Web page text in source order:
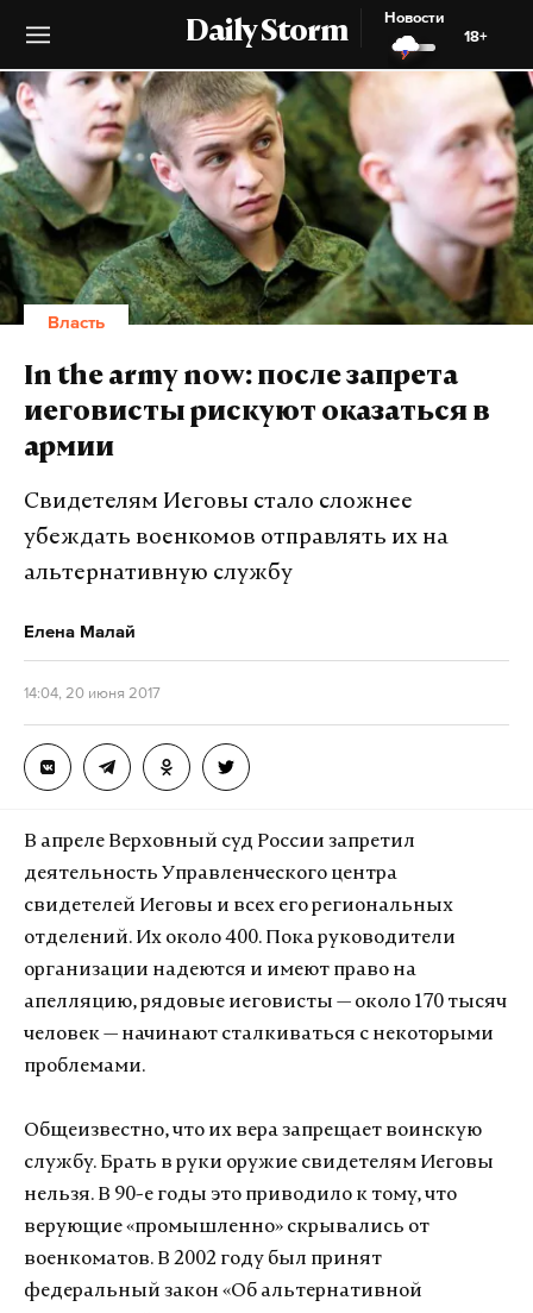
Daily Storm
Новости
18+
Власть
In the army now: после запрета
иеговисты рискуют оказаться в
армии
Свидетелям Иеговы стало сложнее
убеждать военкомов отправлять их на
альтернативную службу
Елена Малай
14:04, 20 июня 2017
В апреле Верховный суд России запретил
деятельность Управленческого центра
свидетелей Иеговы и всех его региональных
отделений. Их около 400. Пока руководители
организации надеются и имеют право на
апелляцию, рядовые иеговисты — около 170 тысяч
человек — начинают сталкиваться с некоторыми
проблемами.
Общеизвестно, что их вера запрещает воинскую
службу. Брать в руки оружие свидетелям Иеговы
нельзя. В 90-е годы это приводило к тому, что
верующие «промышленно» скрывались от
военкоматов. В 2002 году был принят
федеральный закон «Об альтернативной